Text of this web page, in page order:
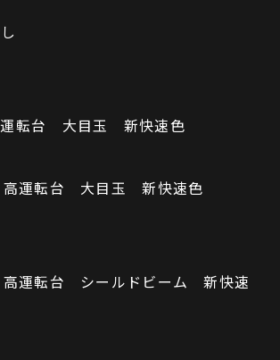
転台 大目玉 新快速色
運転台 大目玉 新快速色
運転台 シールドビーム 新快速